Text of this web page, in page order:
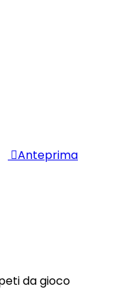
Anteprima
da gioco